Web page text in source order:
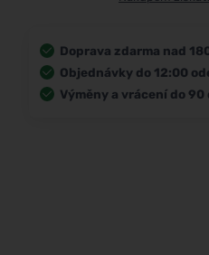
Doprava zdarma nad
Objednávky do 12:00
Výměny a vrácení do 90